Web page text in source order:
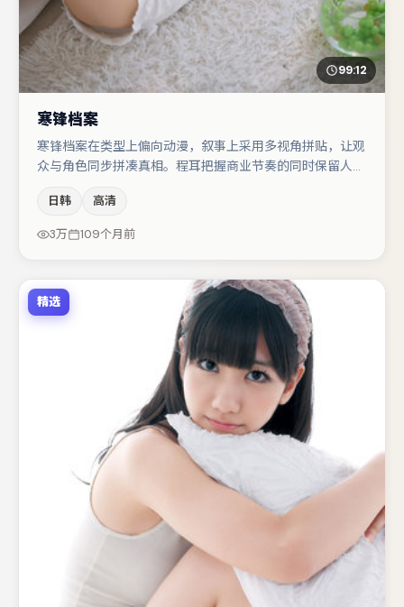
99:12
寒锋档案
寒锋档案在类型上偏向动漫，叙事上采用多视角拼贴，让观
众与角色同步拼凑真相。程耳把握商业节奏的同时保留人物
戏构成全片情感锚点，章子怡则以细节塑造推动谜题层层揭
开。整体完成度较高，适合周末一口气追完。
日韩 高清
3万 109个月前
精选